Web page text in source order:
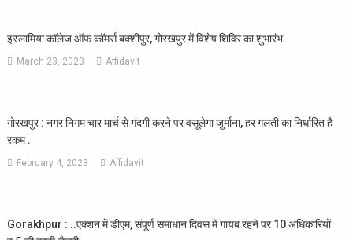
इस्लामिया कॉलेज ऑफ कॉमर्स बक्शीपुर, गोरखपुर में विशेष शिविर का शुभारंभ
March 23, 2023 Affidavit
गोरखपुर : नगर निगम चार मार्च से गंदगी करने पर वसूलेगा जुर्माना, हर गलती का निर्धारित है
रकम .
February 4, 2023 Affidavit
Gorakhpur : ..एक्शन में डीएम, संपूर्ण समाधान दिवस में गायब रहने पर 10 अधिकारियों